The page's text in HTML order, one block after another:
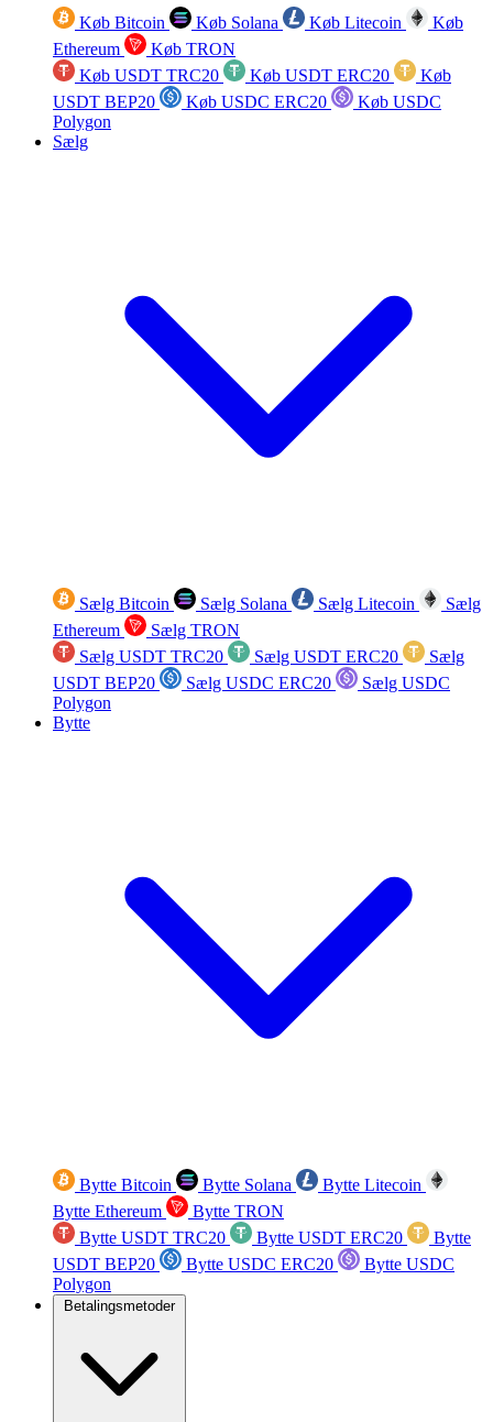
Køb Bitcoin Køb Solana Køb Litecoin
Køb
Ethereum
Køb TRON
Køb USDT TRC20
Køb USDT ERC20
Køb
USDT BEP20
Køb USDC ERC20
Køb USDC
Polygon
Sælg
Sælg Bitcoin Sælg Solana Sælg Litecoin
Sælg
Ethereum
Sælg TRON
Sælg USDT TRC20
Sælg USDT ERC20
Sælg
USDT BEP20
Sælg USDC ERC20
Sælg USDC
Polygon
Bytte
Bytte Bitcoin Bytte Solana
Bytte Litecoin
Bytte Ethereum
Bytte TRON
Bytte USDT TRC20
Bytte USDT ERC20
Bytte
USDT BEP20
Bytte USDC ERC20
Bytte USDC
Polygon
Betalingsmetoder